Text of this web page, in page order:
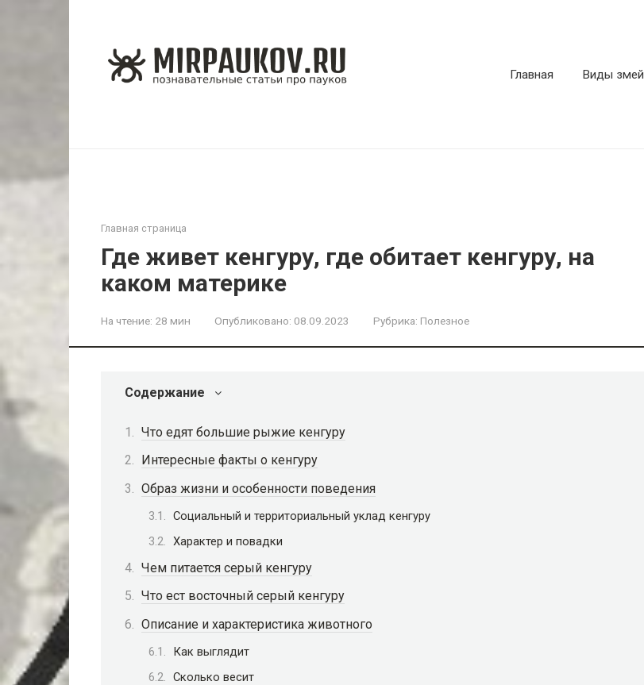
Главная Виды змей
Главная страница
Где живет кенгуру, где обитает кенгуру, на
каком материке
На чтение: 28 мин Опубликовано: 08.09.2023 Рубрика: Полезное
Содержание
Что едят большие рыжие кенгуру
Интересные факты о кенгуру
Образ жизни и особенности поведения
Социальный и территориальный уклад кенгуру
Характер и повадки
Чем питается серый кенгуру
Что ест восточный серый кенгуру
Описание и характеристика животного
Как выглядит
Сколько весит